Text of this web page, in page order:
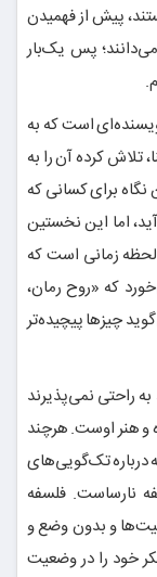
پیش از فهمیدن
پس یک‌بار
است که به
تلاش کرده آن را به
برای کسانی که
اما این نخستین
لحظه زمانی است که
که «روح رمان،
چیزها پیچیده‌تر
به راحتی نمی‌پذیرند
و هنر اوست. هرچند
درباره تک‌گویی‌های
نارساست. فلسفه
و بدون وضع و
خود را در وضعیت